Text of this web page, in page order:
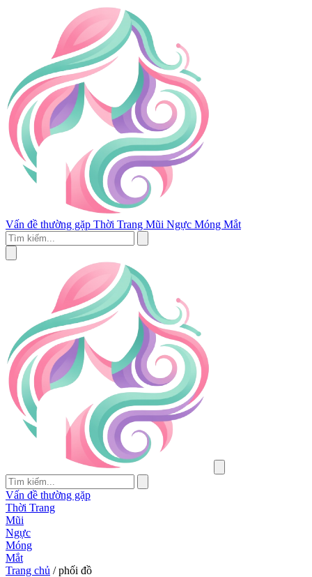
Vấn đề thường gặp Thời Trang Mũi Ngực Móng Mắt
Vấn đề thường gặp
Thời Trang
Mũi
Ngực
Móng
Mắt
Trang chủ / phối đồ